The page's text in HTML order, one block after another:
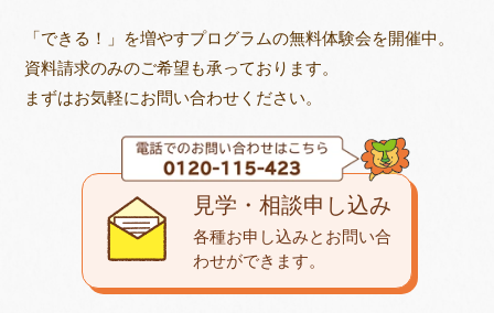
「できる！」を増やすプログラムの無料体験会を開催中。
資料請求のみのご希望も承っております。
まずはお気軽にお問い合わせください。
見学・相談申し込み
各種お申し込みとお問い合
わせができます。